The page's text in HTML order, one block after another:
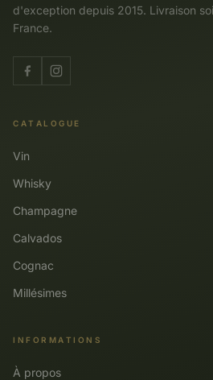
d'exception depuis 2015. Livraison
France.
CATALOGUE
Vin
Whisky
Champagne
Calvados
Cognac
Millésimes
INFORMATIONS
À propos